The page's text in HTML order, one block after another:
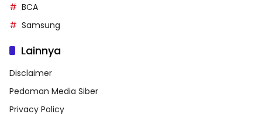
BCA
Samsung
Lainnya
Disclaimer
Pedoman Media Siber
Privacy Policy